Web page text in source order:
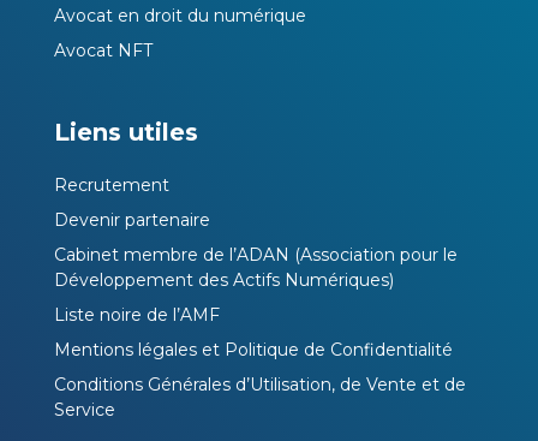
Avocat en droit du numérique
Avocat NFT
Liens utiles
Recrutement
Devenir partenaire
Cabinet membre de l’ADAN (Association pour le
Développement des Actifs Numériques)
Liste noire de l’AMF
Mentions légales et Politique de Confidentialité
Conditions Générales d’Utilisation, de Vente et de
Service